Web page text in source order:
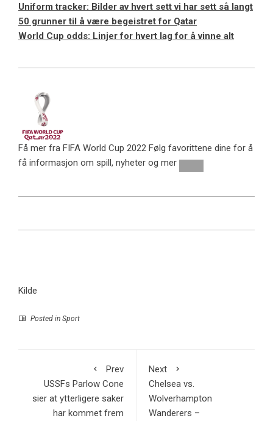
Uniform tracker: Bilder av hvert sett vi har sett så langt
50 grunner til å være begeistret for Qatar
World Cup odds: Linjer for hvert lag for å vinne alt
Få mer fra FIFA World Cup 2022 Følg favorittene dine for å
få informasjon om spill, nyheter og mer
Kilde
Posted in Sport
Prev
USSFs Parlow Cone
sier at ytterligere saker
har kommet frem
Next
Chelsea vs.
Wolverhampton
Wanderers –